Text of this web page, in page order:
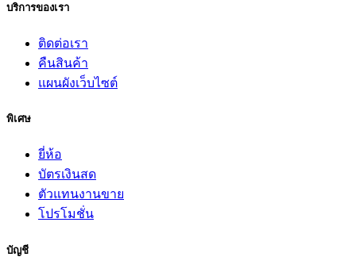
บริการของเรา
ติดต่อเรา
คืนสินค้า
แผนผังเว็บไซต์
พิเศษ
ยี่ห้อ
บัตรเงินสด
ตัวแทนงานขาย
โปรโมชั่น
บัญชี